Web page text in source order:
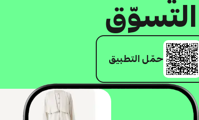
التسوّق
حمّل التطبيق